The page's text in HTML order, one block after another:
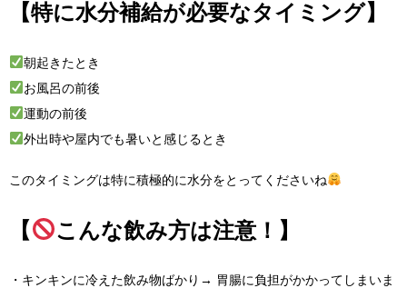
【特に水分補給が必要なタイミング】
朝起きたとき
お風呂の前後
運動の前後
外出時や屋内でも暑いと感じるとき
このタイミングは特に積極的に水分をとってくださいね
【 こんな飲み方は注意！】
・キンキンに冷えた飲み物ばかり→ 胃腸に負担がかかってしまいま